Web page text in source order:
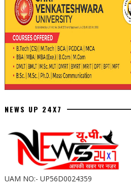
NEWS UP 24X7
UAM NO:- UP56D0024359